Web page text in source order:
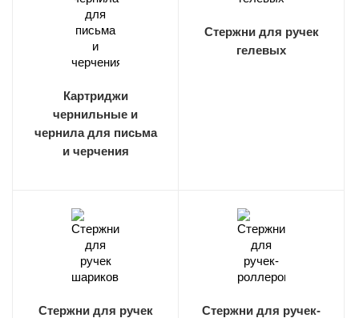
Картриджи
чернильные и
чернила для письма
и черчения
Стержни для ручек
гелевых
Стержни для ручек
Стержни для ручек-